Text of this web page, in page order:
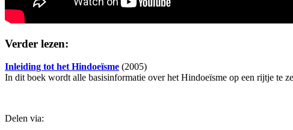
Verder lezen:
Inleiding tot het Hindoeïsme (2005)
In dit boek wordt alle basisinformatie over het Hindoeïsme op een rijtje te
Delen via: